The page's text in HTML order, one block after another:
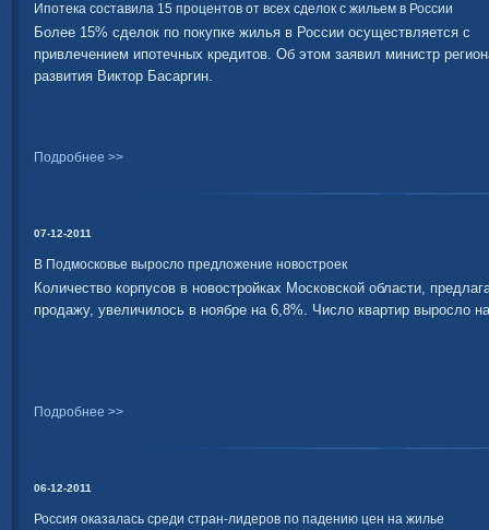
Ипотека составила 15 процентов от всех сделок с жильем в России
Более 15% сделок по покупке жилья в России осуществляется с
привлечением ипотечных кредитов. Об этом заявил министр
развития Виктор Басаргин.
Подробнее >>
07-12-2011
В Подмосковье выросло предложение новостроек
Количество корпусов в новостройках Московской области,
продажу, увеличилось в ноябре на 6,8%. Число квартир выросло
Подробнее >>
06-12-2011
Россия оказалась среди стран-лидеров по падению цен на жилье